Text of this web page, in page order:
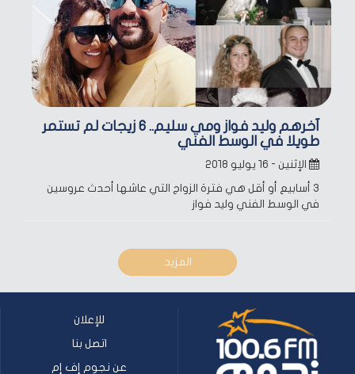
آخرهم وليد فواز ومي سليم.. 6 زيجات لم تستمر
طويلا في الوسط الفني
الإثنين - ١٦ يوليو ٢٠١٨
3 أسابيع أو أقل هي فترة الزواج التي عاشها أحدث عروسين
في الوسط الفني وليد فواز
المزيد
للإعلان
اتصل بنا
عن نجوم إف إم